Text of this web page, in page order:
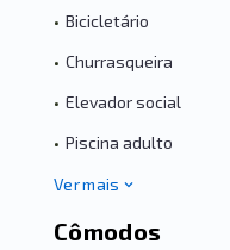
• Bicicletário
• Churrasqueira
• Elevador social
• Piscina adulto
Ver mais
Cômodos